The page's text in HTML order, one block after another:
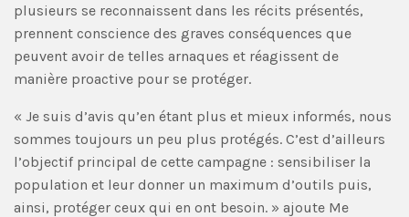
plusieurs se reconnaissent dans les récits présentés,
prennent conscience des graves conséquences que
peuvent avoir de telles arnaques et réagissent de
manière proactive pour se protéger.
« Je suis d’avis qu’en étant plus et mieux informés, nous
sommes toujours un peu plus protégés. C’est d’ailleurs
l’objectif principal de cette campagne : sensibiliser la
population et leur donner un maximum d’outils puis,
ainsi, protéger ceux qui en ont besoin. » ajoute Me